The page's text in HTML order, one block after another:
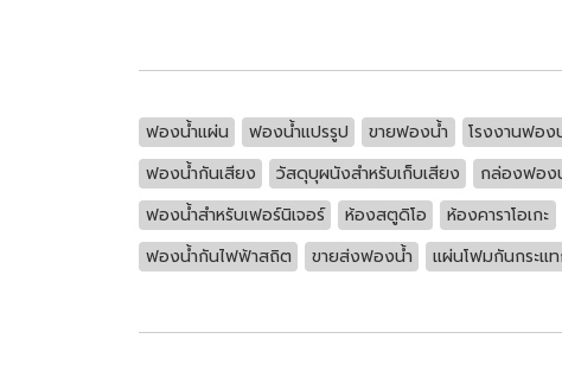
ฟองน้ำแผ่น ฟองน้ำแปรรูป ขายฟองน้ำ โรงงานฟอง
ฟองน้ำกันเสียง
วัสดุบุผนังสำหรับเก็บเสียง กล่องฟอง
ฟองน้ำสำหรับเฟอร์นิเจอร์
ห้องสตูดิโอ ห้องคาราโอเกะ
ฟองน้ำกันไฟฟ้าสถิต
ขายส่งฟองน้ำ แผ่นโฟมกันกระแ